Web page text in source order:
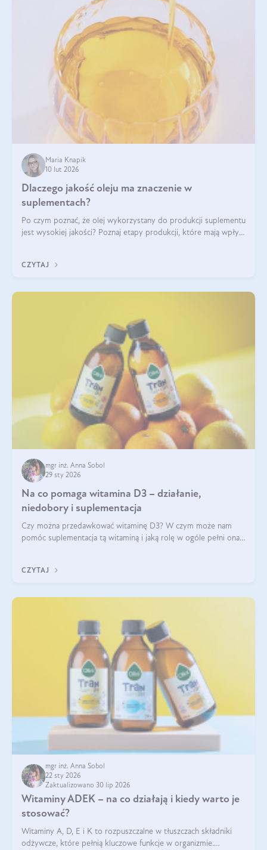
Maria Knapik
10 lut 2026
Dlaczego jakość oleju ma znaczenie w
suplementach?
Po czym poznać, że olej wykorzystany do produkcji suplementu
jest wysokiej jakości? Poznaj etapy produkcji, które mają wpływ
CZYTAJ
mgr inż. Anna Sobol
29 sty 2026
Na co pomaga witamina D3 – działanie,
niedobory i suplementacja
Czy można przedawkować witaminę D3? W czym może nam
pomóc suplementacja tą witaminą i jaką rolę w ogóle pełni ona
robić?
CZYTAJ
mgr inż. Anna Sobol
22 sty 2026
Zaktualizowano 30 lip 2026
Witaminy ADEK – na co działają i kiedy warto je
stosować?
Witaminy A, D, E i K to rozpuszczalne w tłuszczach składniki
odżywcze, które pełnią kluczowe funkcje w organizmie.